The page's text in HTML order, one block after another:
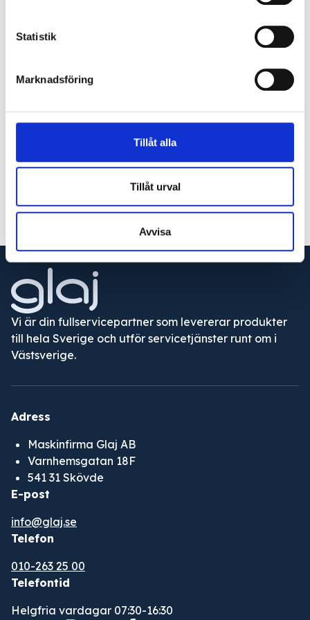
Statistik
Marknadsföring
Tillåt alla
Tillåt urval
Avvisa
bevis på att fler ser över sina verksamheter när det
kommer till miljöpåverkan och energiåtgång och
Författare
Niklas af Kleen
niklas@glaj.se
010-263 25 04
Vi är din fullservicepartner som levererar produkter
till hela Sverige och utför servicetjänster runt om i
Västsverige.
Adress
Maskinfirma Glaj AB
Varnhemsgatan 18F
541 31 Skövde
E-post
info@glaj.se
Telefon
010-263 25 00
Telefontid
Helgfria vardagar 07:30-16:30